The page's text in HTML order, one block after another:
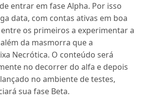
entrar em fase Alpha. Por isso
data, com contas ativas em boa
os primeiros a experimentar a
da masmorra que a
Necrótica. O conteúdo será
no decorrer do alfa e depois
no ambiente de testes,
sua fase Beta.